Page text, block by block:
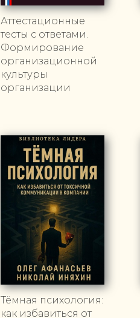
Аттестационные
тесты с ответами.
Формирование
организационной
культуры
организации
Тёмная психология:
как избавиться от